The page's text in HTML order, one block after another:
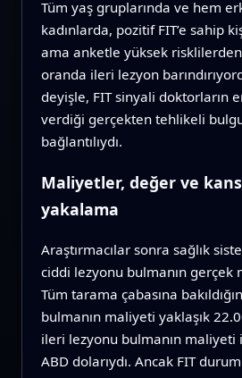
Tüm yaş gruplarında ve hem
kadınlarda, pozitif FIT’e sahip
ama anketle yüksek
oranda ileri lezyon
deyişle, FIT sinyali doktorların
verdiği gerçekten tehlikeli
bağlantılıydı.
Maliyetler, değer ve
yakalama
Araştırmacılar sonra sağlık
ciddi lezyonu bulmanın gerçek
Tüm tarama çabasına
bulmanın maliyeti yaklaşık
ileri lezyonu bulmanın maliyeti
ABD dolarıydı. Ancak FIT